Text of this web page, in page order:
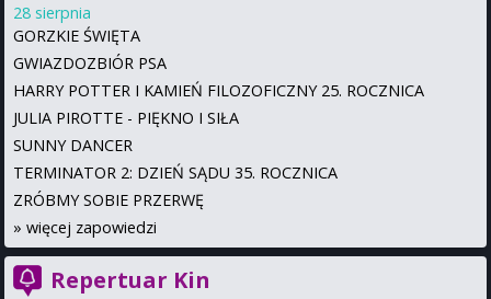
28 sierpnia
GORZKIE ŚWIĘTA
GWIAZDOZBIÓR PSA
HARRY POTTER I KAMIEŃ FILOZOFICZNY 25. ROCZNICA
JULIA PIROTTE - PIĘKNO I SIŁA
SUNNY DANCER
TERMINATOR 2: DZIEŃ SĄDU 35. ROCZNICA
ZRÓBMY SOBIE PRZERWĘ
» więcej zapowiedzi
Repertuar Kin